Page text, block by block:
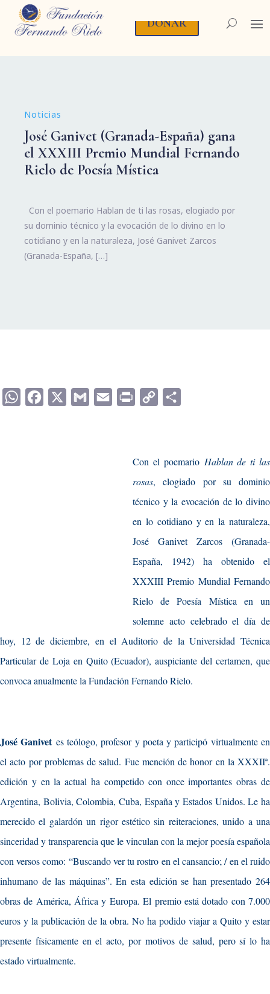
DONAR
Noticias
José Ganivet (Granada-España) gana
el XXXIII Premio Mundial Fernando
Rielo de Poesía Mística
Con el poemario Hablan de ti las rosas, elogiado por
su dominio técnico y la evocación de lo divino en lo
cotidiano y en la naturaleza, José Ganivet Zarcos
(Granada-España, […]
WhatsAppFacebook Gmail Email Print
Copy
Con el poemario Hablan de ti las
rosas, elogiado por su dominio
técnico y la evocación de lo divino
en lo cotidiano y en la naturaleza,
José Ganivet Zarcos (Granada-
España, 1942) ha obtenido el
XXXIII Premio Mundial Fernando
Rielo de Poesía Mística en un
solemne acto celebrado el día de
hoy, 12 de diciembre, en el Auditorio de la Universidad Técnica
Particular de Loja en Quito (Ecuador), auspiciante del certamen, que
convoca anualmente la Fundación Fernando Rielo.
José Ganivetes teólogo, profesor y poeta y participó virtualmente en
el acto por problemas de salud. Fue mención de honor en la XXXIIª.
edición y en la actual ha competido con once importantes obras de
Argentina, Bolivia, Colombia, Cuba, España y Estados Unidos. Le ha
merecido el galardón un rigor estético sin reiteraciones, unido a una
sinceridad y transparencia que le vinculan con la mejor poesía española
con versos como: “Buscando ver tu rostro en el cansancio; / en el ruido
inhumano de las máquinas”. En esta edición se han presentado 264
obras de América, África y Europa. El premio está dotado con 7.000
euros y la publicación de la obra. No ha podido viajar a Quito y estar
presente físicamente en el acto, por motivos de salud, pero sí lo ha
estado virtualmente.